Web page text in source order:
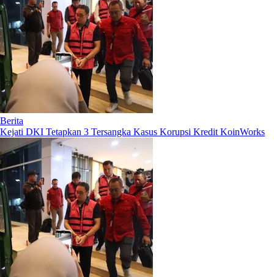
Berita
Kejati DKI Tetapkan 3 Tersangka Kasus Korupsi Kredit KoinWorks